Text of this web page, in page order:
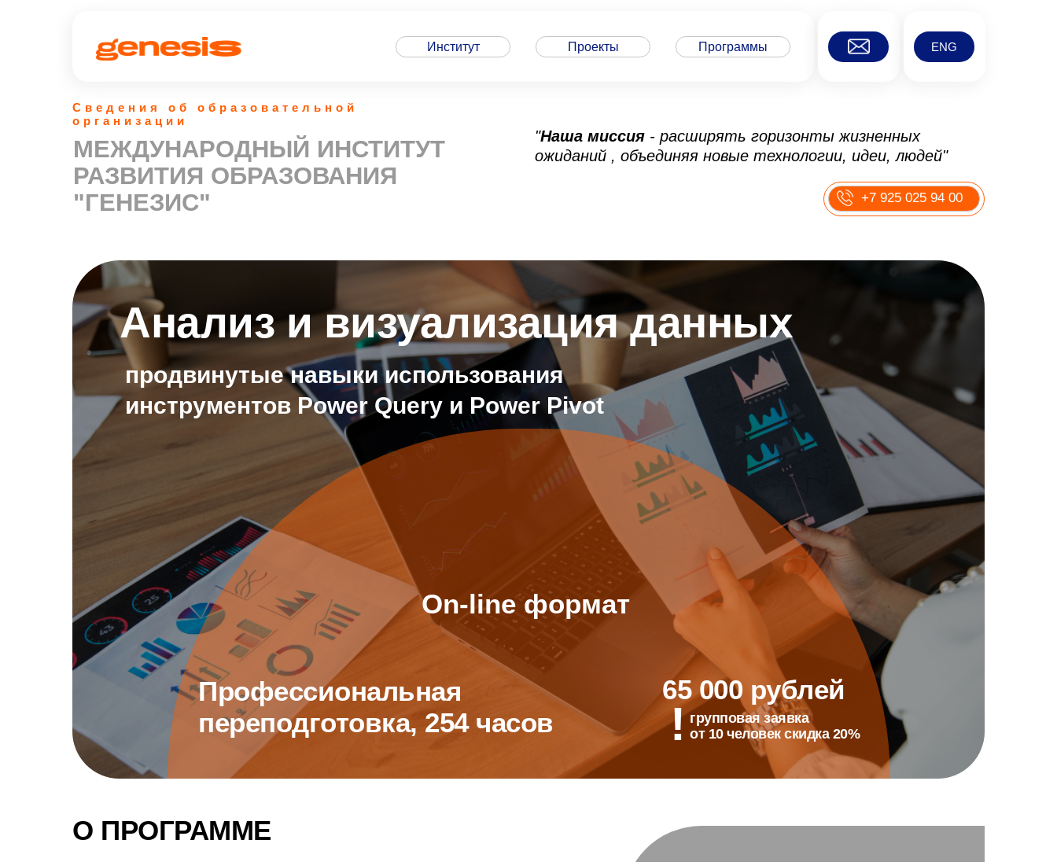
Программы
Проекты
Институт ENG
Сведения об образовательной
организации
МЕЖДУНАРОДНЫЙ ИНСТИТУТ
РАЗВИТИЯ ОБРАЗОВАНИЯ
"ГЕНЕЗИС"
"Наша миссия - расширять горизонты жизненных
ожиданий , объединяя новые технологии, идеи, людей"
+7 925 025 94 00
On-line формат
65 000 рублей
групповая заявка
от 10 человек скидка 20%
!
Анализ и визуализация данных
продвинутые навыки использования
инструментов Power Query и Power Pivot
Профессиональная
переподготовка, 254 часов
О ПРОГРАММЕ